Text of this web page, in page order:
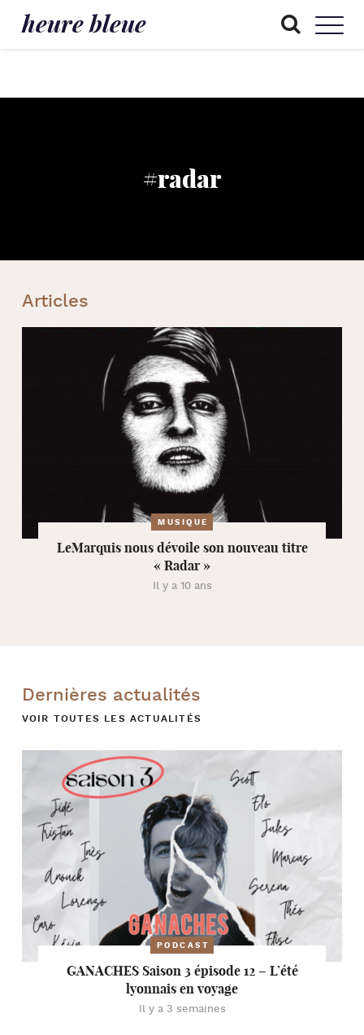
heure bleue
#radar
Articles
MUSIQUE
LeMarquis nous dévoile son nouveau titre
« Radar »
Il y a 10 ans
Dernières actualités
VOIR TOUTES LES ACTUALITÉS
PODCAST
GANACHES Saison 3 épisode 12 – L’été
lyonnais en voyage
Il y a 3 semaines